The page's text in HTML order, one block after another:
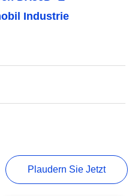
Industrie
Plaudern Sie Jetzt